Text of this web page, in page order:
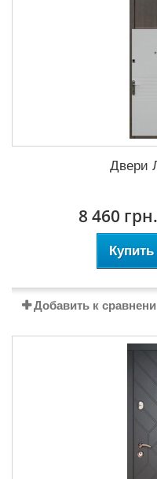
Двери
8 460 грн.
Купить
Добавить к